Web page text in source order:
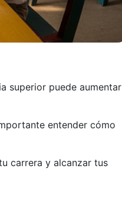
superior puede aumentar
entender cómo
carrera y alcanzar tus